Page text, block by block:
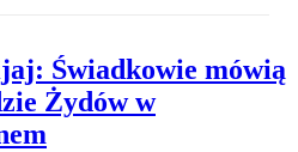
Świadkowie mówią
Żydów w